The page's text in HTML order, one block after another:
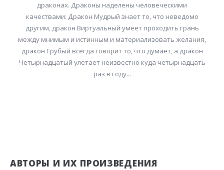
драконах. Драконы наделены человеческими
качествами: Дракон Мудрый знает то, что неведомо
другим, дракон Виртуальный умеет проходить грань
между мнимым и истинным и материализовать желания,
дракон Грубый всегда говорит то, что думает, а дракон
Четырнадцатый улетает неизвестно куда четырнадцать
раз в году...
АВТОРЫ И ИХ ПРОИЗВЕДЕНИЯ